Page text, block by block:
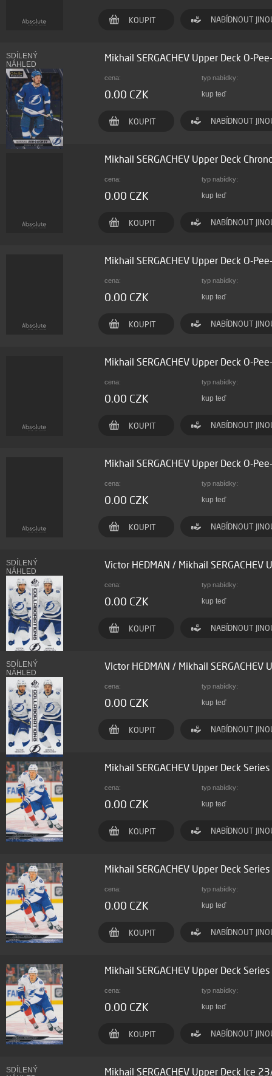
KOUPIT NABÍDNOUT
SDÍLENÝ
NÁHLED
Mikhail SERGACHEV Upper Deck O-
cena: typ nabídky:
0.00 CZK kup teď
KOUPIT NABÍDNOUT
Mikhail SERGACHEV Upper Deck
cena: typ nabídky:
0.00 CZK kup teď
KOUPIT NABÍDNOUT
Mikhail SERGACHEV Upper Deck O-
cena: typ nabídky:
0.00 CZK kup teď
KOUPIT NABÍDNOUT
Mikhail SERGACHEV Upper Deck O-
cena: typ nabídky:
0.00 CZK kup teď
KOUPIT NABÍDNOUT
Mikhail SERGACHEV Upper Deck O-
cena: typ nabídky:
0.00 CZK kup teď
KOUPIT NABÍDNOUT
SDÍLENÝ
NÁHLED
Victor HEDMAN / Mikhail
cena: typ nabídky:
0.00 CZK kup teď
KOUPIT NABÍDNOUT
SDÍLENÝ
NÁHLED
Victor HEDMAN / Mikhail
cena: typ nabídky:
0.00 CZK kup teď
KOUPIT NABÍDNOUT
Mikhail SERGACHEV Upper Deck
cena: typ nabídky:
0.00 CZK kup teď
KOUPIT NABÍDNOUT
Mikhail SERGACHEV Upper Deck
cena: typ nabídky:
0.00 CZK kup teď
KOUPIT NABÍDNOUT
Mikhail SERGACHEV Upper Deck
cena: typ nabídky:
0.00 CZK kup teď
KOUPIT NABÍDNOUT
SDÍLENÝ
Mikhail SERGACHEV Upper Deck Ice